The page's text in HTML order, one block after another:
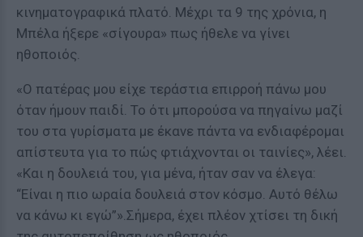
κινηματογραφικά πλατό. Μέχρι τα 9 της χρόνια, η
Μπέλα ήξερε «σίγουρα» πως ήθελε να γίνει
ηθοποιός.
«Ο πατέρας μου είχε τεράστια επιρροή πάνω μου
όταν ήμουν παιδί. Το ότι μπορούσα να πηγαίνω μαζί
του στα γυρίσματα με έκανε πάντα να ενδιαφέρομαι
απίστευτα για το πώς φτιάχνονται οι ταινίες», λέει.
«Και η δουλειά του, για μένα, ήταν σαν να έλεγα:
“Είναι η πιο ωραία δουλειά στον κόσμο. Αυτό θέλω
να κάνω κι εγώ”».Σήμερα, έχει πλέον χτίσει τη δική